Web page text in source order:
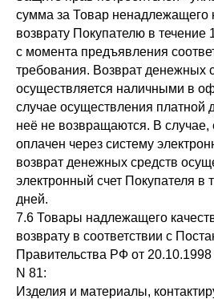
сумма за Товар ненадлежащего
возврату Покупателю в течение
с момента предъявления
требования. Возврат денежных
осуществляется наличными в
случае осуществления платной
неё не возвращаются. В
оплачен через систему
возврат денежных средств
электронный счет Покупателя в
дней.
7.6 Товары надлежащего
возврату в соответствии с
Правительства РФ от
N 81:
Изделия и материалы,